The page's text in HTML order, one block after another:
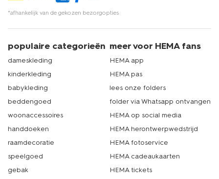
*afhankelijk van de gekozen bezorgopties
populaire categorieën
dameskleding
kinderkleding
babykleding
beddengoed
woonaccessoires
handdoeken
raamdecoratie
speelgoed
gebak
meer voor HEMA fans
HEMA app
HEMA pas
lees onze folders
folder via Whatsapp ontvangen
HEMA op social media
HEMA herontwerpwedstrijd
HEMA fotoservice
HEMA cadeaukaarten
HEMA tickets